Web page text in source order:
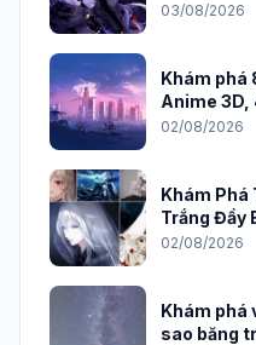
03/08/2026
Khám phá
Anime 3D,
02/08/2026
Khám Phá
Trắng Đầy
02/08/2026
Khám phá
sao băng